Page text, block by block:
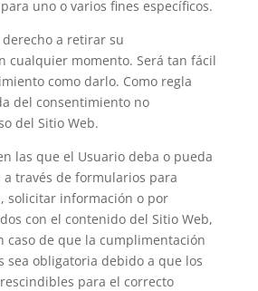
uno o varios fines específicos.
a retirar su
cualquier momento. Será tan fácil
como darlo. Como regla
del consentimiento no
del Sitio Web.
las que el Usuario deba o pueda
través de formularios para
solicitar información o por
con el contenido del Sitio Web,
caso de que la cumplimentación
sea obligatoria debido a que los
para el correcto